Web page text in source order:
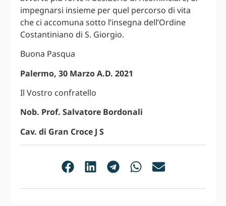
impegnarsi insieme per quel percorso di vita
che ci accomuna sotto l’insegna dell’Ordine
Costantiniano di S. Giorgio.
Buona Pasqua
Palermo, 30 Marzo A.D. 2021
Il Vostro confratello
Nob. Prof. Salvatore Bordonali
Cav. di Gran Croce J S